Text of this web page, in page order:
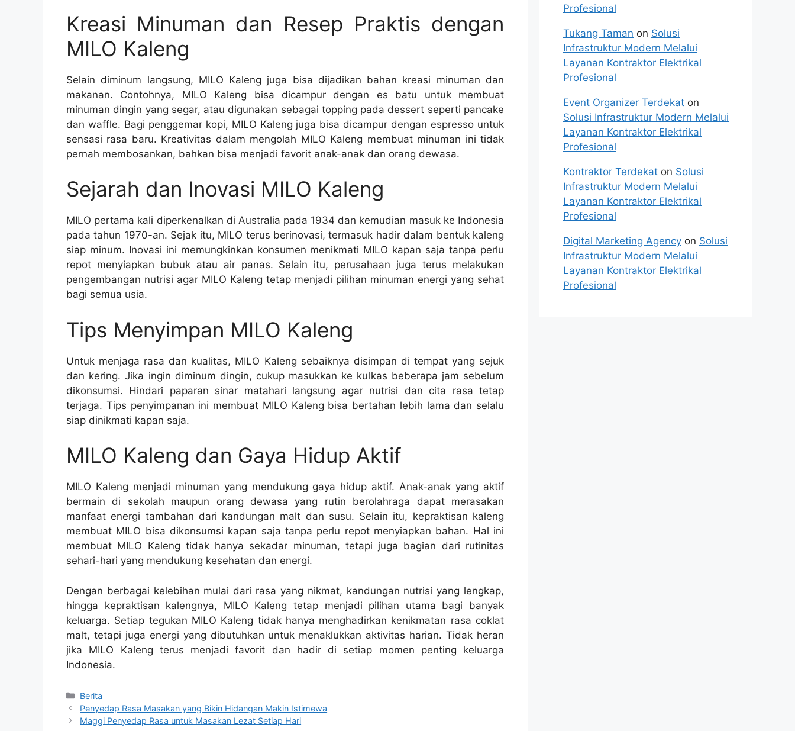
Kreasi Minuman dan Resep Praktis dengan
MILO Kaleng
Selain diminum langsung, MILO Kaleng juga bisa dijadikan bahan kreasi minuman dan
makanan. Contohnya, MILO Kaleng bisa dicampur dengan es batu untuk membuat
minuman dingin yang segar, atau digunakan sebagai topping pada dessert seperti pancake
dan waffle. Bagi penggemar kopi, MILO Kaleng juga bisa dicampur dengan espresso untuk
sensasi rasa baru. Kreativitas dalam mengolah MILO Kaleng membuat minuman ini tidak
pernah membosankan, bahkan bisa menjadi favorit anak-anak dan orang dewasa.
Sejarah dan Inovasi MILO Kaleng
MILO pertama kali diperkenalkan di Australia pada 1934 dan kemudian masuk ke Indonesia
pada tahun 1970-an. Sejak itu, MILO terus berinovasi, termasuk hadir dalam bentuk kaleng
siap minum. Inovasi ini memungkinkan konsumen menikmati MILO kapan saja tanpa perlu
repot menyiapkan bubuk atau air panas. Selain itu, perusahaan juga terus melakukan
pengembangan nutrisi agar MILO Kaleng tetap menjadi pilihan minuman energi yang sehat
bagi semua usia.
Tips Menyimpan MILO Kaleng
Untuk menjaga rasa dan kualitas, MILO Kaleng sebaiknya disimpan di tempat yang sejuk
dan kering. Jika ingin diminum dingin, cukup masukkan ke kulkas beberapa jam sebelum
dikonsumsi. Hindari paparan sinar matahari langsung agar nutrisi dan cita rasa tetap
terjaga. Tips penyimpanan ini membuat MILO Kaleng bisa bertahan lebih lama dan selalu
siap dinikmati kapan saja.
MILO Kaleng dan Gaya Hidup Aktif
MILO Kaleng menjadi minuman yang mendukung gaya hidup aktif. Anak-anak yang aktif
bermain di sekolah maupun orang dewasa yang rutin berolahraga dapat merasakan
manfaat energi tambahan dari kandungan malt dan susu. Selain itu, kepraktisan kaleng
membuat MILO bisa dikonsumsi kapan saja tanpa perlu repot menyiapkan bahan. Hal ini
membuat MILO Kaleng tidak hanya sekadar minuman, tetapi juga bagian dari rutinitas
sehari-hari yang mendukung kesehatan dan energi.
Dengan berbagai kelebihan mulai dari rasa yang nikmat, kandungan nutrisi yang lengkap,
hingga kepraktisan kalengnya, MILO Kaleng tetap menjadi pilihan utama bagi banyak
keluarga. Setiap tegukan MILO Kaleng tidak hanya menghadirkan kenikmatan rasa coklat
malt, tetapi juga energi yang dibutuhkan untuk menaklukkan aktivitas harian. Tidak heran
jika MILO Kaleng terus menjadi favorit dan hadir di setiap momen penting keluarga
Indonesia.
Categories
Berita
Penyedap Rasa Masakan yang Bikin Hidangan Makin Istimewa
Maggi Penyedap Rasa untuk Masakan Lezat Setiap Hari
Profesional
Tukang Taman on Solusi
Infrastruktur Modern Melalui
Layanan Kontraktor Elektrikal
Profesional
Event Organizer Terdekat on
Solusi Infrastruktur Modern Melalui
Layanan Kontraktor Elektrikal
Profesional
Kontraktor Terdekat on Solusi
Infrastruktur Modern Melalui
Layanan Kontraktor Elektrikal
Profesional
Digital Marketing Agency on Solusi
Infrastruktur Modern Melalui
Layanan Kontraktor Elektrikal
Profesional